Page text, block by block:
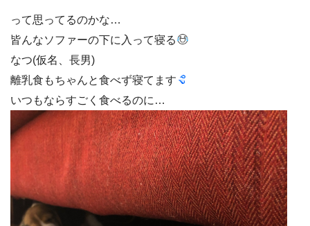
って思ってるのかな…
皆んなソファーの下に入って寝る
なつ(仮名、長男)
離乳食もちゃんと食べず寝てます
いつもならすごく食べるのに…